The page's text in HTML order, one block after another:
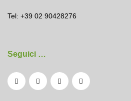
Tel: +39 02 90428276
Seguici …